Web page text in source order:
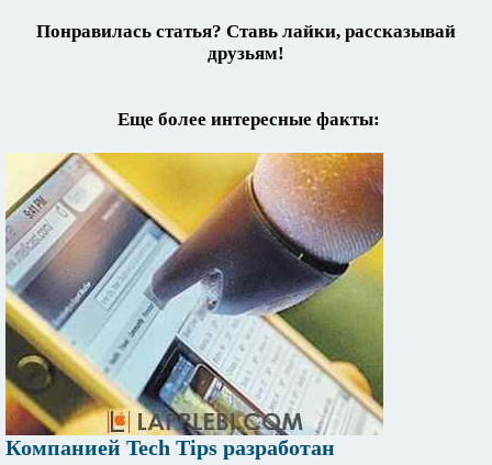
Понравилась статья? Ставь лайки, рассказывай
друзьям!
Еще более интересные факты:
Компанией Tech Tips разработан